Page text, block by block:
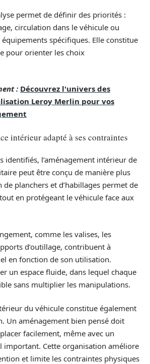
permet de définir des priorités :
circulation dans le véhicule ou
spécifiques. Elle constitue
pour orienter les choix
: Découvrez l'univers des
Leroy Merlin pour vos
intérieur adapté à ses contraintes
identifiés, l’aménagement intérieur de
peut être conçu de manière plus
de planchers et d’habillages permet de
en protégeant le véhicule face aux
comme les valises, les
d’outillage, contribuent à
en fonction de son utilisation.
un espace fluide, dans lequel chaque
sans multiplier les manipulations.
du véhicule constitue également
Un aménagement bien pensé doit
facilement, même avec un
important. Cette organisation améliore
et limite les contraintes physiques